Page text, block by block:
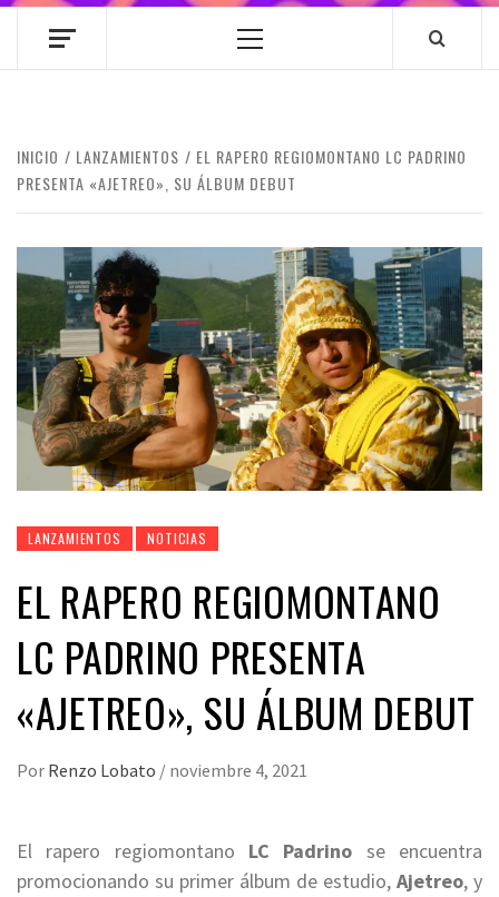
Menú
INICIO LANZAMIENTOS
EL RAPERO REGIOMONTANO LC PADRINO
PRESENTA «AJETREO», SU ÁLBUM DEBUT
LANZAMIENTOS NOTICIAS
EL RAPERO REGIOMONTANO
LC PADRINO PRESENTA
«AJETREO», SU ÁLBUM DEBUT
Por Renzo Lobato / noviembre 4, 2021
El rapero regiomontano LC Padrino se encuentra
promocionando su primer álbum de estudio, Ajetreo, y